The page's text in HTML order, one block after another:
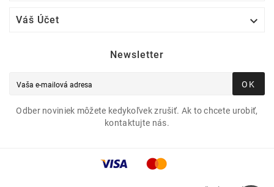
Váš Účet 
Newsletter
OK
Odber noviniek môžete kedykoľvek zrušiť. Ak to chcete urobiť,
kontaktujte nás.